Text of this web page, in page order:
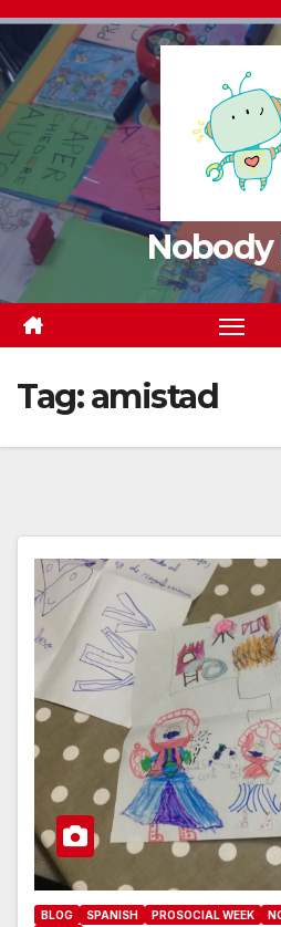
Nobody
Tag:amistad
BLOG SPANISH PROSOCIAL WEEK